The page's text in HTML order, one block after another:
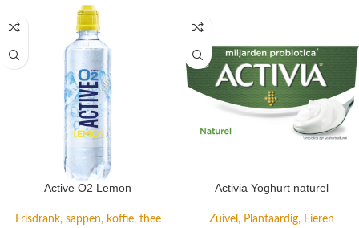
Active O2 Lemon
Frisdrank, sappen, koffie, thee
Activia Yoghurt naturel
Zuivel, Plantaardig, Eieren